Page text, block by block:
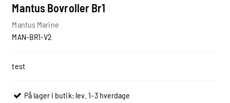
Mantus Bovroller Br1
Mantus Marine
MAN-BR1-V2
test
På lager i butik: lev. 1-3 hverdage